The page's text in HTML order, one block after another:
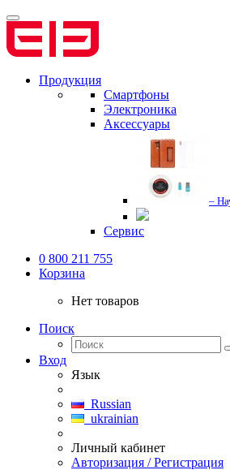
Продукция
Смартфоны
Электроника
Аксессуары
–
Сервис
0 800 211 755
Корзина
Нет товаров
Поиск
Вход
Язык
Russian
ukrainian
Личный кабинет
Авторизация / Регистрация